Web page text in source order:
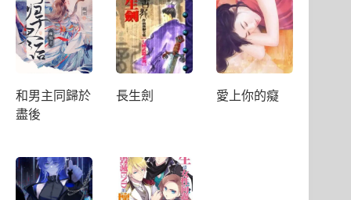
和男主同歸於
盡後
長生劍 愛上你的癡